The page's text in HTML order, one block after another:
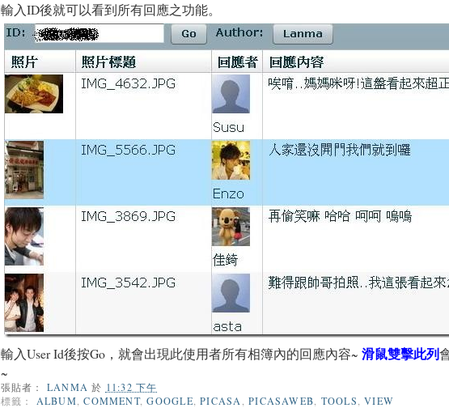
輸入ID後就可以看到所有回應之功能。
輸入User Id後按Go，就會出現此使用者所有相簿內的回應內容~ 滑鼠雙擊此列
~
張貼者： LANMA 於 11:32 下午
標籤： ALBUM ,COMMENT,GOOGLE,PICASA ,PICASAWEB TOOLS ,VIEW